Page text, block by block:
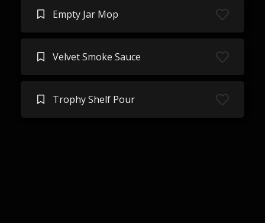
Empty Jar Mop
Velvet Smoke Sauce
Trophy Shelf Pour